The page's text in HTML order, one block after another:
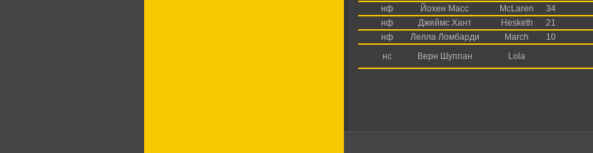
нф
Йохен Масс McLaren 34
нф
Джеймс Хант Hesketh 21
нф
Лелла Ломбарди March 10
нс
Верн Шуппан Lola